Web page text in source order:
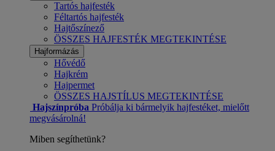
Tartós hajfesték
Féltartós hajfesték
Hajtőszínező
ÖSSZES HAJFESTÉK MEGTEKINTÉSE
Hajformázás
Hővédő
Hajkrém
Hajpermet
ÖSSZES HAJSTÍLUS MEGTEKINTÉSE
Hajszínpróba Próbálja ki bármelyik hajfestéket, mielőtt
megvásárolná!
Miben segíthetünk?